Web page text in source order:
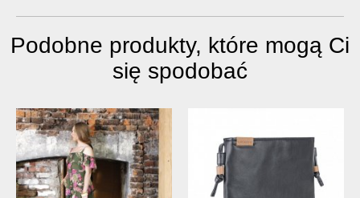
Podobne produkty, które mogą Ci
się spodobać